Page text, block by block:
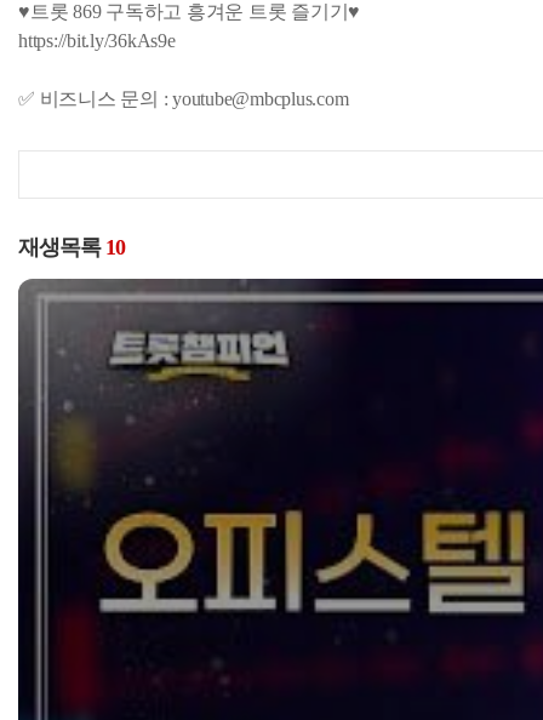
♥트롯 869 구독하고 흥겨운 트롯 즐기기♥
https://bit.ly/36kAs9e
✅ 비즈니스 문의 : youtube@mbcplus.com
재생목록 10